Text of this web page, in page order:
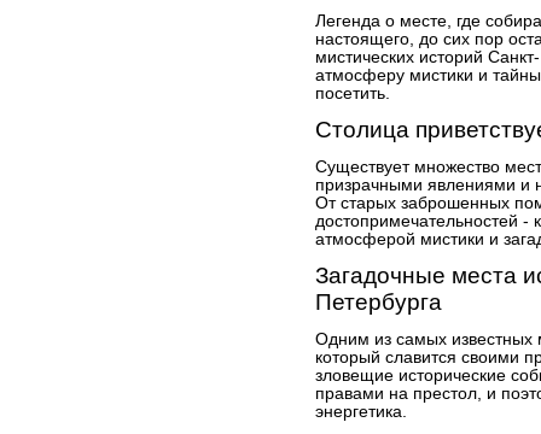
Легенда о месте, где
настоящего, до сих пор
мистических историй
атмосферу мистики и
посетить.
Столица
Существует множество
призрачными явлениями и
От старых заброшенных
достопримечательностей -
атмосферой мистики и
Загадочные места
Петербурга
Одним из самых известных
который славится своими
зловещие исторические
правами на престол, и
энергетика.